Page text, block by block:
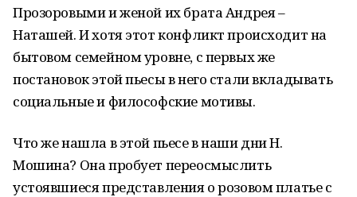
Прозоровыми и женой их брата Андрея –
Наташей. И хотя этот конфликт происходит на
бытовом семейном уровне, с первых же
постановок этой пьесы в него стали вкладывать
социальные и философские мотивы.
Что же нашла в этой пьесе в наши дни Н.
Мошина? Она пробует переосмыслить
устоявшиеся представления о розовом платье с